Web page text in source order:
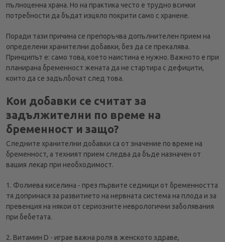
пълноценна храна. Но на практика често е трудно всички
потребности да бъдат изцяло покрити само с хранене.
Поради тази причина се препоръчва допълнителен прием на
определени хранителни добавки, без да се прекалява.
Принципът е: само това, което наистина е нужно. Важното е при
планирана бременност жената да не стартира с дефицити,
които да се задълбочат след това.
Кои добавки се считат за
задължителни по време на
бременност и защо?
Следните хранителни добавки са от значение по време на
бременност, а техният прием следва да бъде назначен от
вашия лекар при необходимост.
1. Фолиева киселина - през първите седмици от бременността
тя допринася за развитието на нервната система на плода и за
превенция на някои от сериозните неврологични заболявания
при бебетата.
2. Витамин D - играе важна роля в женското здраве,